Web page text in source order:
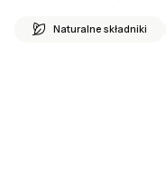
Naturalne składniki